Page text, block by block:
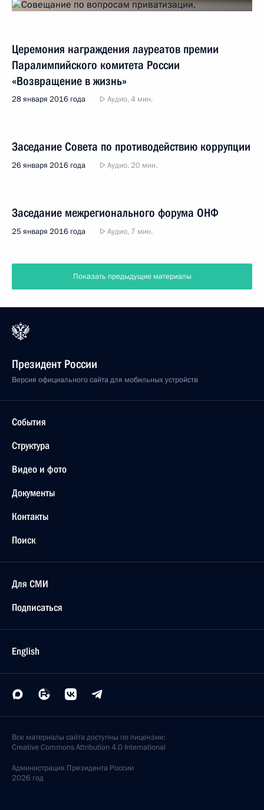
Церемония награждения лауреатов премии
Паралимпийского комитета России
«Возвращение в жизнь»
28 января 2016 года Аудио, 4 мин.
Заседание Совета по противодействию коррупции
26 января 2016 года Аудио, 20 мин.
Заседание межрегионального форума ОНФ
25 января 2016 года Аудио, 7 мин.
Показать предыдущие материалы
Президент России
Версия официального сайта для мобильных устройств
События
Структура
Видео и фото
Документы
Контакты
Поиск
Для СМИ
Подписаться
English
Все материалы сайта доступны по лицензии:
Creative Commons Attribution 4.0 International
Администрация Президента России
2026 год